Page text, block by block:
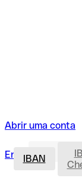
Abrir uma conta
Entrar Abrir uma
IBAN